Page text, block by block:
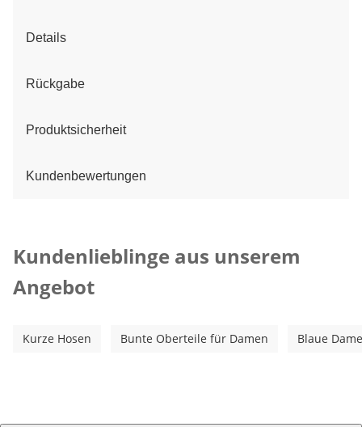
Details
Rückgabe
Produktsicherheit
Kundenbewertungen
Kundenlieblinge aus unserem
Angebot
Kurze Hosen Bunte Oberteile für Damen Blaue